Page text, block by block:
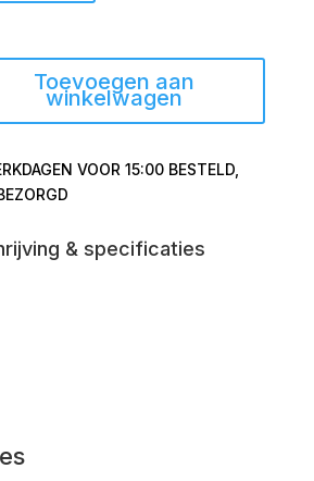
Toevoegen aan
winkelwagen
VOOR 15:00 BESTELD,
& specificaties